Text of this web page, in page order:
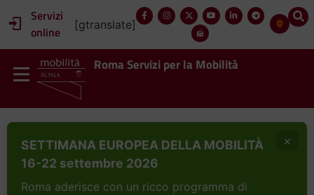
Servizi
online
[gtranslate]
Roma Servizi per la Mobilità
SETTIMANA EUROPEA DELLA MOBILITÀ
16-22 settembre 2026
Roma aderisce con un ricco programma di
×